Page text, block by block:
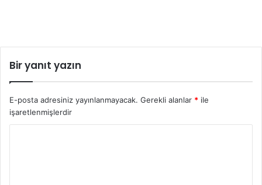
Bir yanıt yazın
E-posta adresiniz yayınlanmayacak. Gerekli alanlar * ile
işaretlenmişlerdir